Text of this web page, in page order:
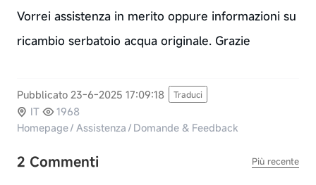
Vorrei assistenza in merito oppure informazioni su
ricambio serbatoio acqua originale. Grazie
Pubblicato 23-6-2025 17:09:18 Traduci
IT
1968
Homepage/ Assistenza/ Domande & Feedback
2 Commenti Più recente